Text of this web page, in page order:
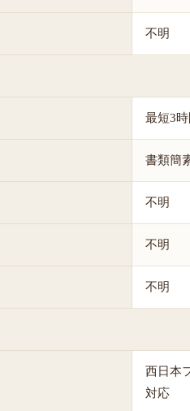
不明
最短3
書類簡
不明
不明
不明
西日本
対応